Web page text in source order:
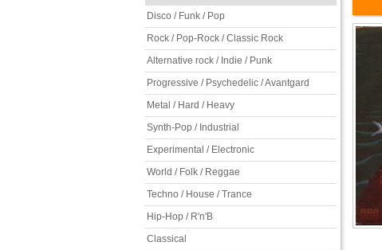
Disco / Funk / Pop
Rock / Pop-Rock / Classic Rock
Alternative rock / Indie / Punk
Progressive / Psychedelic / Avantgard
Metal / Hard / Heavy
Synth-Pop / Industrial
Experimental / Electronic
World / Folk / Reggae
Techno / House / Trance
Hip-Hop / R'n'B
Classical